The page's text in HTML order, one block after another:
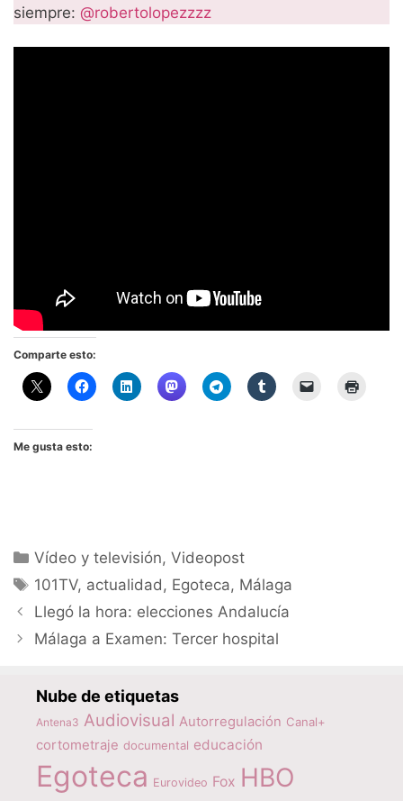
siempre: @robertolopezzzz
Comparte esto:
Me gusta esto:
Categorías
Vídeo y televisión,Videopost
Etiquetas
101TV, actualidad, Egoteca, Málaga
Llegó la hora: elecciones Andalucía
Málaga a Examen: Tercer hospital
Nube de etiquetas
Antena3 Audiovisual Autorregulación Canal+
cortometraje documental educación
Egoteca Eurovideo Fox HBO